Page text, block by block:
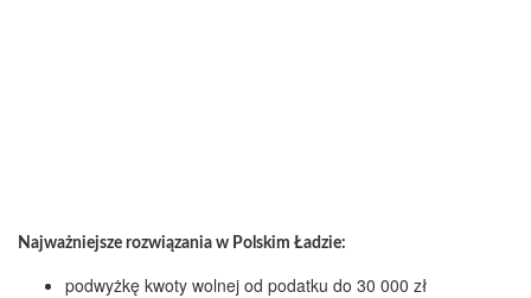
Najważniejsze rozwiązania w Polskim Ładzie:
podwyżkę kwoty wolnej od podatku do 30 000 zł